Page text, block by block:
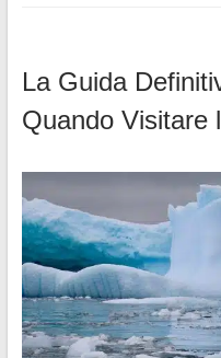
La Guida
Quando Visitare